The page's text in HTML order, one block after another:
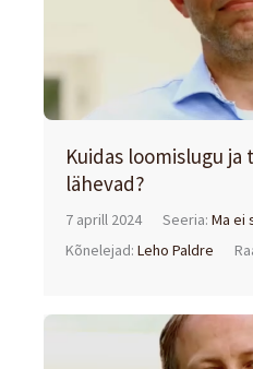
Kuidas loomislugu ja
lähevad?
7 aprill 2024 Seeria:Ma ei
Kõnelejad:Leho Paldre